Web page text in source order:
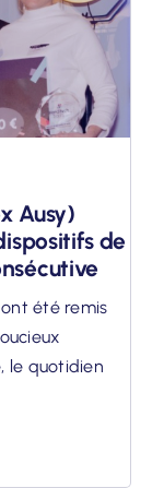
Ausy)
de
ont été remis
le quotidien